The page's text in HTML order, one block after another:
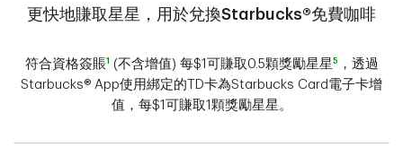
更快地賺取星星，用於兌換Starbucks®免費咖啡
符合資格簽賬1 (不含增值) 每$1可賺取0.5顆獎勵星星 5
，透過
Starbucks® App使用綁定的TD卡為Starbucks Card電子卡增
值，每$1可賺取1顆獎勵星星。